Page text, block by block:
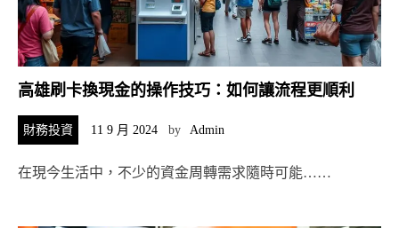
高雄刷卡換現金的操作技巧：如何讓流程更順利
財務投資 11 9 月 2024 by Admin
在現今生活中，不少的資金周轉需求隨時可能……